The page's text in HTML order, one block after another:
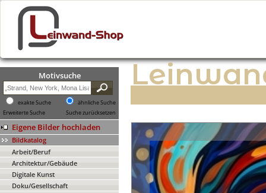
Motivsuche
exakte Suche
ähnliche Suche
Erweiterte Suche
Suche zurücksetzen
Eigene Bilder hochladen
Bildkatalog
Arbeit/Beruf
Architektur/Gebäude
Digitale Kunst
Doku/Gesellschaft